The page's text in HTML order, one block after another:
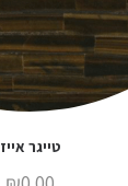
טייגר אייז